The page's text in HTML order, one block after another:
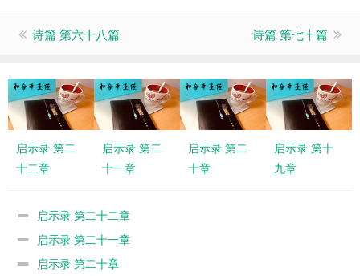
诗篇 第六十八篇 诗篇 第七十篇
启示录 第二
十二章
启示录 第二
十一章
启示录 第二
十章
启示录 第十
九章
启示录 第二十二章
启示录 第二十一章
启示录 第二十章